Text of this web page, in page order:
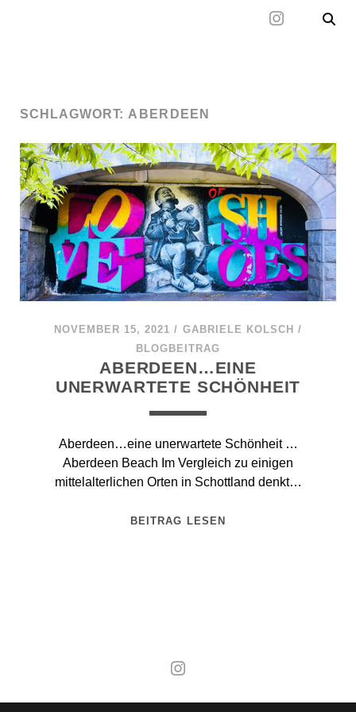
SCHLAGWORT: ABERDEEN
NOVEMBER 15, 2021 / GABRIELE KOLSCH /
BLOGBEITRAG
ABERDEEN…EINE
UNERWARTETE SCHÖNHEIT
Aberdeen…eine unerwartete Schönheit …
Aberdeen Beach Im Vergleich zu einigen
mittelalterlichen Orten in Schottland denkt…
BEITRAG LESEN